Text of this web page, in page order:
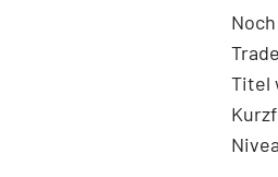
Titel